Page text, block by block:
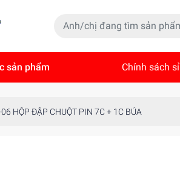
sản phẩm Chính sách sỉ
HỘP ĐẬP CHUỘT PIN 7C + 1C BÚA